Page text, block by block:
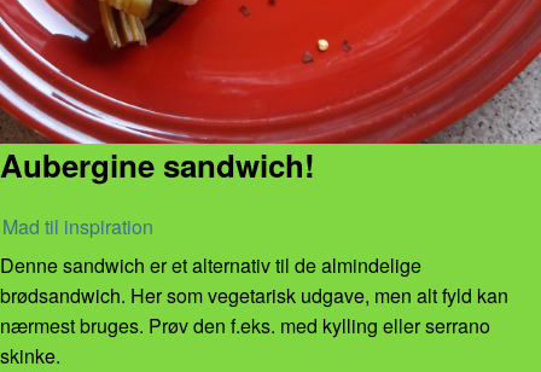
Aubergine sandwich!
Mad til inspiration
Denne sandwich er et alternativ til de almindelige
brødsandwich. Her som vegetarisk udgave, men alt fyld kan
nærmest bruges. Prøv den f.eks. med kylling eller serrano
skinke.